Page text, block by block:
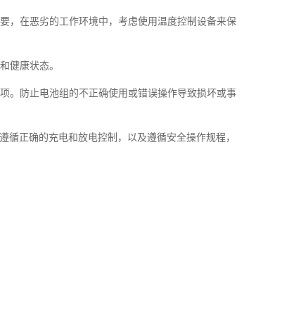
，在恶劣的工作环境中，考虑使用温度控制设备来保
健康状态。
。防止电池组的不正确使用或错误操作导致损坏或事
正确的充电和放电控制，以及遵循安全操作规程，